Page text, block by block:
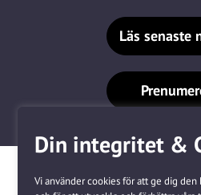
Din integritet &
Vi använder cookies för att ge dig
Läs senaste